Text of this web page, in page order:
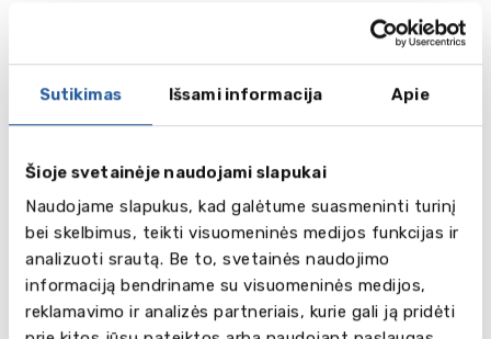
Sutikimas Išsami informacija Apie
Šioje svetainėje naudojami slapukai
Naudojame slapukus, kad galėtume suasmeninti turinį
bei skelbimus, teikti visuomeninės medijos funkcijas ir
analizuoti srautą. Be to, svetainės naudojimo
informaciją bendriname su visuomeninės medijos,
reklamavimo ir analizės partneriais, kurie gali ją pridėti
Patiko mokykla, koledžas, mokymo centras?
Susisiekite su mumis šiandien ir gaukite
rytoj! Rašykite mums el. paštu
lietuva@balticcouncil.org
European
School of
English (10-
17 m.)